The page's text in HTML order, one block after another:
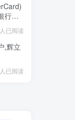
行卡
已阅读
,辉立
已阅读